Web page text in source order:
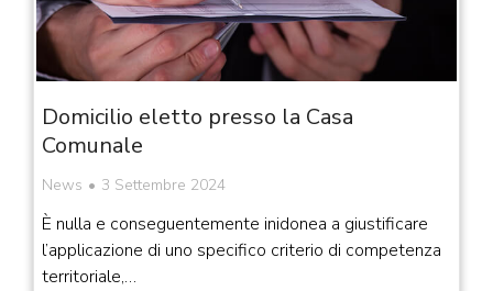
Domicilio eletto presso la Casa
Comunale
News 3 Settembre 2024
È nulla e conseguentemente inidonea a giustificare
l’applicazione di uno specifico criterio di competenza
territoriale,…